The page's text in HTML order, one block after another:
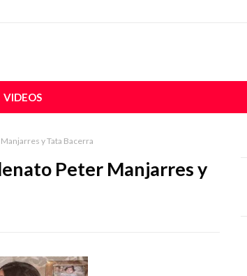
VIDEOS
y Tata Bacerra
Peter Manjarres y